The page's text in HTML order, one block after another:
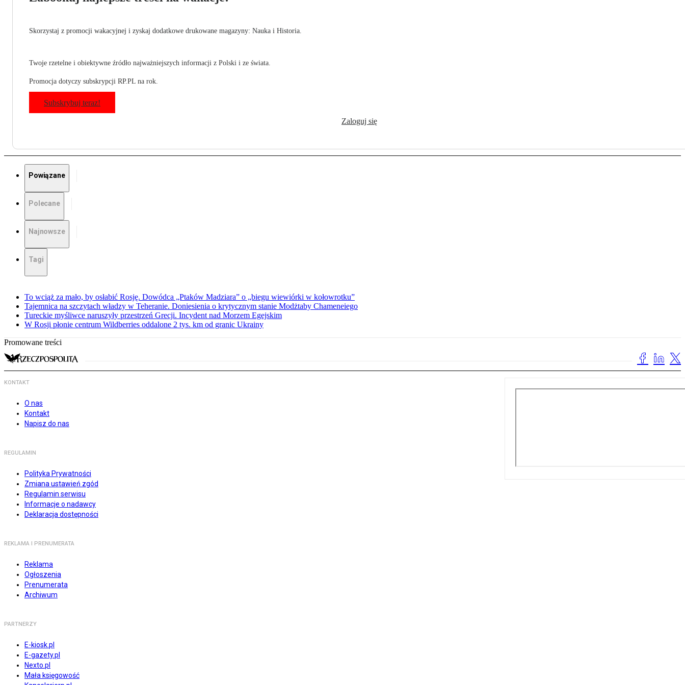
Skorzystaj z promocji wakacyjnej i zyskaj dodatkowe drukowane magazyny: Nauka i Historia.
Twoje rzetelne i obiektywne źródło najważniejszych informacji z Polski i ze świata.
Promocja dotyczy subskrypcji RP.PL na rok.
Subskrybuj teraz!
Zaloguj się
Powiązane
Polecane
Najnowsze
Tagi
To wciąż za mało, by osłabić Rosję. Dowódca „Ptaków Madziara” o „biegu wiewiórki w kołowrotku”
Tajemnica na szczytach władzy w Teheranie. Doniesienia o krytycznym stanie Modżtaby Chameneiego
Tureckie myśliwce naruszyły przestrzeń Grecji. Incydent nad Morzem Egejskim
W Rosji płonie centrum Wildberries oddalone 2 tys. km od granic Ukrainy
Promowane treści
KONTAKT
O nas
Kontakt
Napisz do nas
REGULAMIN
Polityka Prywatności
Zmiana ustawień zgód
Regulamin serwisu
Informacje o nadawcy
Deklaracja dostępności
REKLAMA I PRENUMERATA
Reklama
Ogłoszenia
Prenumerata
Archiwum
PARTNERZY
E-kiosk.pl
E-gazety.pl
Nexto.pl
Mała księgowość